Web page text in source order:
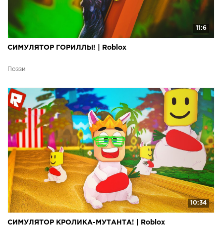
11:6
СИМУЛЯТОР ГОРИЛЛЫ! | Roblox
Поззи
10:34
СИМУЛЯТОР КРОЛИКА-МУТАНТА! | Roblox